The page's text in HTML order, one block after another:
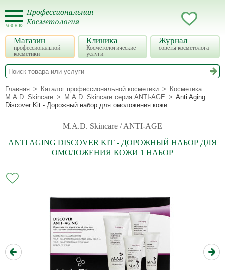
Магазин
профессиональной
косметики
Клиника
Косметологические
услуги
Журнал
советы косметолога
Главная Каталог профессиональной косметики
Косметика
M.A.D. Skincare
M.A.D. Skincare серия ANTI-AGE
Anti Aging
Discover Kit - Дорожный набор для омоложения кожи
M.A.D. Skincare / ANTI-AGE
ANTI AGING DISCOVER KIT - ДОРОЖНЫЙ НАБОР ДЛЯ
ОМОЛОЖЕНИЯ КОЖИ 1 НАБОР